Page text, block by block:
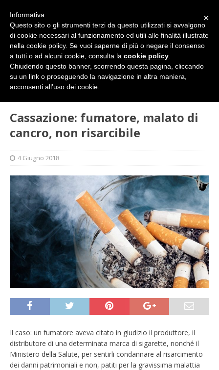
DIRITTI E SOCIETÀ
Cassazione: fumatore,
malato di cancro, non risarcibile
Cassazione: fumatore, malato di
cancro, non risarcibile
4 Giugno 2018
Il caso: un fumatore aveva citato in giudizio il produttore, il
distributore di una determinata marca di sigarette, nonché il
Ministero della Salute, per sentirli condannare al risarcimento
dei danni patrimoniali e non, patiti per la gravissima malattia
×
Informativa
Questo sito o gli strumenti terzi da questo utilizzati si avvalgono
di cookie necessari al funzionamento ed utili alle finalità illustrate
nella cookie policy. Se vuoi saperne di più o negare il consenso
a tutti o ad alcuni cookie, consulta la cookie policy
Chiudendo questo banner, scorrendo questa pagina, cliccando
su un link o proseguendo la navigazione in altra maniera,
acconsenti all’uso dei cookie.